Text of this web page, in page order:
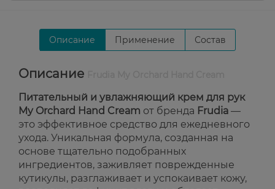
Описание Применение Состав
Описание
Питательный и увлажняющий крем для рук
My Orchard Hand Cream от бренда Frudia —
это эффективное средство для ежедневного
ухода. Уникальная формула, созданная на
основе тщательно подобранных
ингредиентов, заживляет поврежденные
кутикулы, разглаживает и успокаивает кожу,